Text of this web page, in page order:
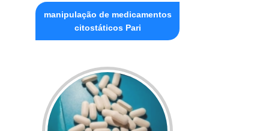
manipulação de medicamentos
citostáticos Pari